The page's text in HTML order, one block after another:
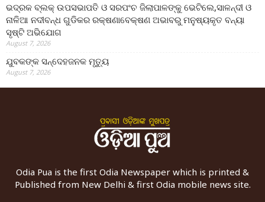
ଭଦ୍ରକ ବ୍ଲକ୍ ଉପସଭାପତି ଓ ସରପଂଚ ଜିଲାପାଳଙ୍କୁ ଭେଟିଲେ,ସାଳନ୍ଦୀ ଓ
ନାଳିଆ ନଦୀବନ୍ଧ ଗୁଡିକର ରକ୍ଷଣାବେକ୍ଷଣ ଅଭାବରୁ ମନୁଷ୍ୟକୃତ ବନ୍ୟା
ସୃଷ୍ଟି ଅଭିଯୋଗ
August 7, 2026
ଯୁବକଙ୍କ ସନ୍ଦେହଜନକ ମୃତ୍ୟୁ
August 7, 2026
Odia Pua is the first Odia Newspaper which is printed &
Published from New Delhi & first Odia mobile news site.